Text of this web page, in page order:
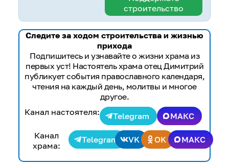
строительство
Следите за ходом строительства и жизнью
прихода
Подпишитесь и узнавайте о жизни храма из
первых уст! Настоятель храма отец Димитрий
публикует события православного календаря,
чтения на каждый день, молитвы и многое
другое.
Канал настоятеля:
Telegram
МАКС
Канал
храма:
Telegram VK OK МАКС